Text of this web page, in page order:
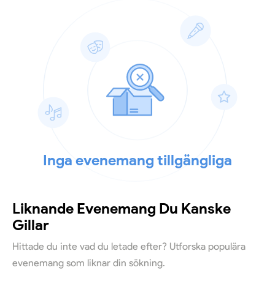
Inga evenemang tillgängliga
Liknande Evenemang Du Kanske
Gillar
Hittade du inte vad du letade efter? Utforska populära
evenemang som liknar din sökning.